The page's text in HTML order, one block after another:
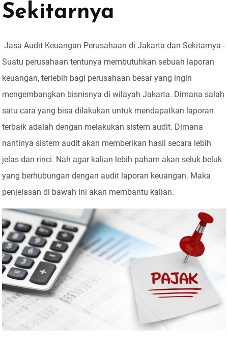
Sekitarnya
Jasa Audit Keuangan Perusahaan di Jakarta dan Sekitarnya -
Suatu perusahaan tentunya membutuhkan sebuah laporan
keuangan, terlebih bagi perusahaan besar yang ingin
mengembangkan bisnisnya di wilayah Jakarta. Dimana salah
satu cara yang bisa dilakukan untuk mendapatkan laporan
terbaik adalah dengan melakukan sistem audit. Dimana
nantinya sistem audit akan memberikan hasil secara lebih
jelas dan rinci. Nah agar kalian lebih paham akan seluk beluk
yang berhubungan dengan audit laporan keuangan. Maka
penjelasan di bawah ini akan membantu kalian.